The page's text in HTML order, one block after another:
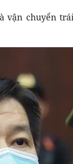
vận chuyển